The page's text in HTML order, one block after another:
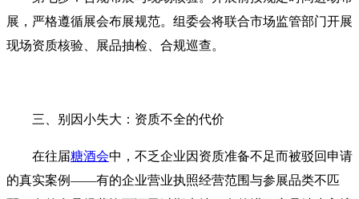
展，严格遵循展会布展规范。组委会将联合市场监管部门开展
现场资质核验、展品抽检、合规巡查。
三、别因小失大：资质不全的代价
在往届糖酒会中，不乏企业因资质准备不足而被驳回申请
的真实案例——有的企业营业执照经营范围与参展品类不匹